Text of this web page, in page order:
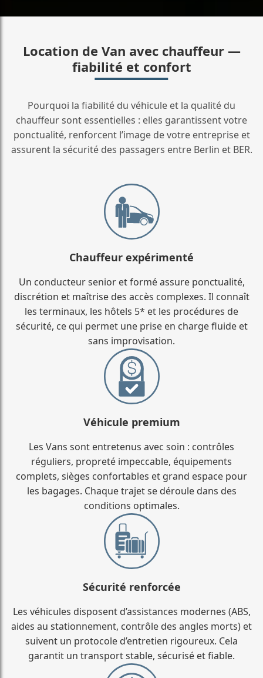
Location de Van avec chauffeur —
fiabilité et confort
Pourquoi la fiabilité du véhicule et la qualité du
chauffeur sont essentielles : elles garantissent votre
ponctualité, renforcent l’image de votre entreprise et
assurent la sécurité des passagers entre Berlin et BER.
Chauffeur expérimenté
Un conducteur senior et formé assure ponctualité,
discrétion et maîtrise des accès complexes. Il connaît
les terminaux, les hôtels 5* et les procédures de
sécurité, ce qui permet une prise en charge fluide et
sans improvisation.
Véhicule premium
Les Vans sont entretenus avec soin : contrôles
réguliers, propreté impeccable, équipements
complets, sièges confortables et grand espace pour
les bagages. Chaque trajet se déroule dans des
conditions optimales.
Sécurité renforcée
Les véhicules disposent d’assistances modernes (ABS,
aides au stationnement, contrôle des angles morts) et
suivent un protocole d’entretien rigoureux. Cela
garantit un transport stable, sécurisé et fiable.